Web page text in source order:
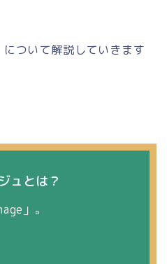
について解説していきます
ュとは？
」。